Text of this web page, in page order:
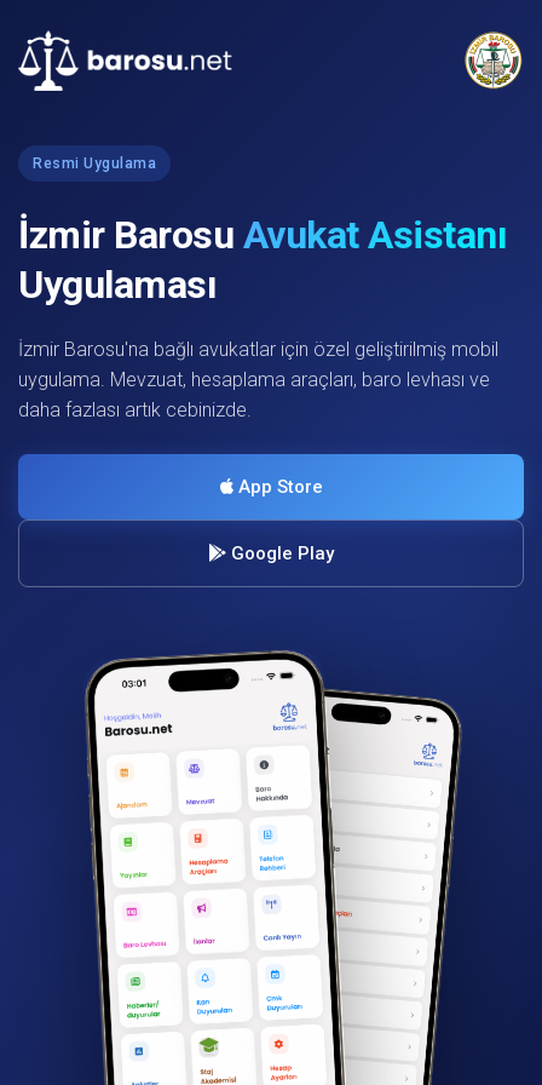
Resmi Uygulama
İzmir Barosu Avukat Asistanı
Uygulaması
İzmir Barosu'na bağlı avukatlar için özel geliştirilmiş mobil
uygulama. Mevzuat, hesaplama araçları, baro levhası ve
daha fazlası artık cebinizde.
App Store
Google Play